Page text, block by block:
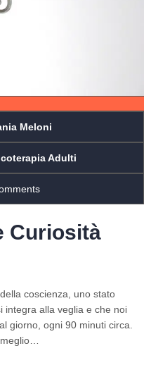
Meloni
Adulti
Curiosità
coscienza, uno stato
integra alla veglia e che noi
giorno, ogni 90 minuti circa.